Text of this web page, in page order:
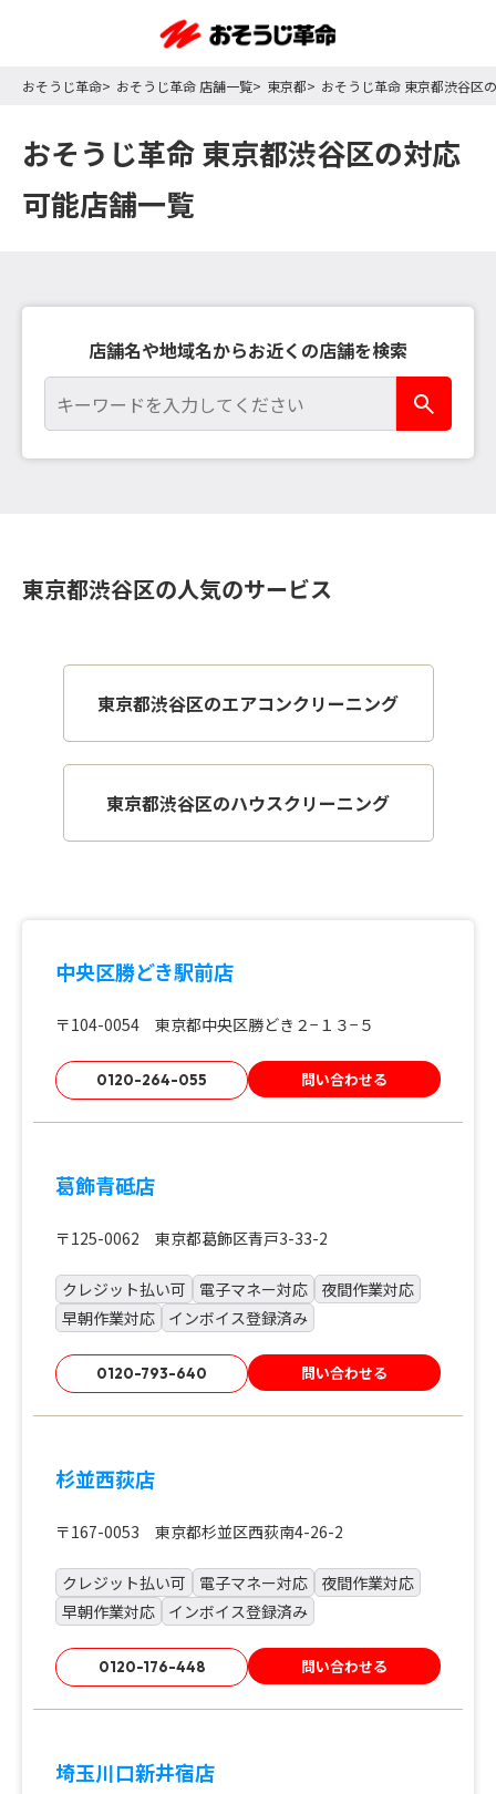
おそうじ革命 おそうじ革命 店舗一覧 東京都 おそうじ革命 東京都渋谷区
おそうじ革命 東京都渋谷区の対応
可能店舗一覧
店舗名や地域名からお近くの店舗を検索
東京都渋谷区の人気のサービス
東京都渋谷区のエアコンクリーニング
東京都渋谷区のハウスクリーニング
中央区勝どき駅前店
〒104-0054 東京都中央区勝どき２−１３−５
0120-264-055 問い合わせる
葛飾青砥店
〒125-0062 東京都葛飾区青戸3-33-2
クレジット払い可 電子マネー対応
夜間作業対応
早朝作業対応
インボイス登録済み
0120-793-640 問い合わせる
杉並西荻店
〒167-0053 東京都杉並区西荻南4-26-2
クレジット払い可 電子マネー対応
夜間作業対応
早朝作業対応
インボイス登録済み
0120-176-448 問い合わせる
埼玉川口新井宿店